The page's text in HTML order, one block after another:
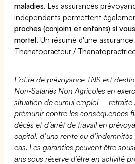
maladies. Les assurances
indépendants permettent
proches (conjoint et enfants) si
mortel. Un résumé d'une
Thanatopracteur /
L’offre de prévoyance TNS est
Non-Salariés Non Agricoles en
situation de cumul emploi – retraite
prémunir contre les conséquences
décès et d’arrêt de travail en
capital, d’une rente ou
cas. Les garanties peuvent être
ans sous réserve d’être en activité